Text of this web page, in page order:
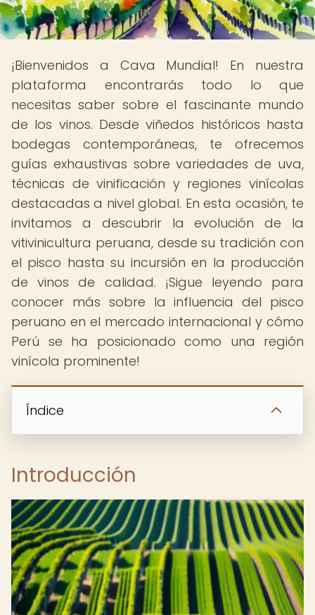
¡Bienvenidos a Cava Mundial! En nuestra
plataforma encontrarás todo lo que
necesitas saber sobre el fascinante mundo
de los vinos. Desde viñedos históricos hasta
bodegas contemporáneas, te ofrecemos
guías exhaustivas sobre variedades de uva,
técnicas de vinificación y regiones vinícolas
destacadas a nivel global. En esta ocasión, te
invitamos a descubrir la evolución de la
vitivinicultura peruana, desde su tradición con
el pisco hasta su incursión en la producción
de vinos de calidad. ¡Sigue leyendo para
conocer más sobre la influencia del pisco
peruano en el mercado internacional y cómo
Perú se ha posicionado como una región
vinícola prominente!
Índice
Introducción